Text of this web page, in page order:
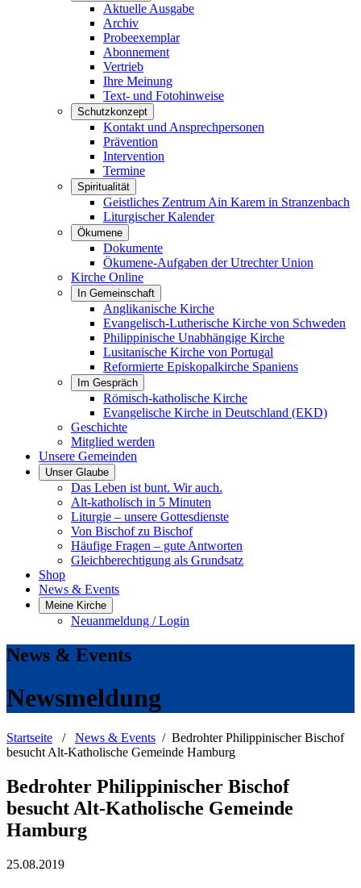
Aktuelle Ausgabe
Archiv
Probeexemplar
Abonnement
Vertrieb
Ihre Meinung
Text- und Fotohinweise
Schutzkonzept
Kontakt und Ansprechpersonen
Prävention
Intervention
Termine
Spiritualität
Geistliches Zentrum Ain Karem in Stranzenbach
Liturgischer Kalender
Ökumene
Dokumente
Ökumene-Aufgaben der Utrechter Union
Kirche Online
In Gemeinschaft
Anglikanische Kirche
Evangelisch-Lutherische Kirche von Schweden
Philippinische Unabhängige Kirche
Lusitanische Kirche von Portugal
Reformierte Episkopalkirche Spaniens
Im Gespräch
Römisch-katholische Kirche
Evangelische Kirche in Deutschland (EKD)
Geschichte
Mitglied werden
Unsere Gemeinden
Unser Glaube
Das Leben ist bunt. Wir auch.
Alt-katholisch in 5 Minuten
Liturgie – unsere Gottesdienste
Von Bischof zu Bischof
Häufige Fragen – gute Antworten
Gleichberechtigung als Grundsatz
Shop
News & Events
Meine Kirche
Neuanmeldung / Login
News & Events
Newsmeldung
Startseite / News & Events / Bedrohter Philippinischer Bischof
besucht Alt-Katholische Gemeinde Hamburg
Bedrohter Philippinischer Bischof
besucht Alt-Katholische Gemeinde
Hamburg
25.08.2019